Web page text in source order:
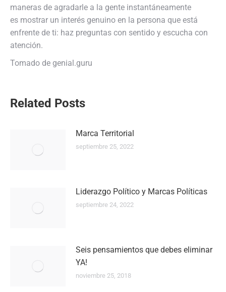
maneras de agradarle a la gente instantáneamente
es mostrar un interés genuino en la persona que está
enfrente de ti: haz preguntas con sentido y escucha con
atención.
Tomado de genial.guru
Navegación
publicaciones
Related Posts
Marca Territorial
septiembre 25, 2022
Liderazgo Político y Marcas Políticas
septiembre 24, 2022
Seis pensamientos que debes eliminar
YA!
noviembre 25, 2018